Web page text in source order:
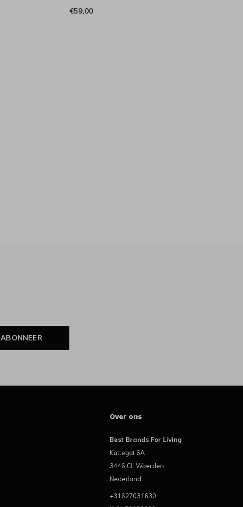
€59,00
ABONNEER
Over ons
Best Brands For Living
Kattegat 6A
3446 CL Woerden
Nederland
+31627031630